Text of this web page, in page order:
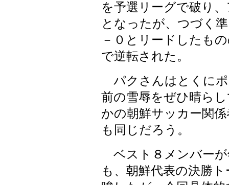
を予選リーグで破り
となったが、つづく
－０とリードしたも
で逆転された。
パクさんはとくにポ
前の雪辱をぜひ晴ら
かの朝鮮サッカー関
も同じだろう。
ベスト８メンバーが
も、朝鮮代表の決勝